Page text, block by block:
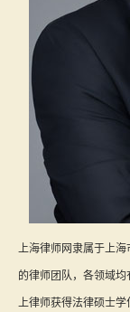
上海律师网隶属于上海
的律师团队，各领域
上律师获得法律硕士